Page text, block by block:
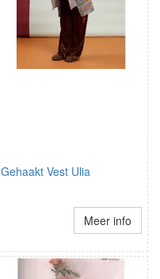
Gehaakt Vest Ulia
Meer info